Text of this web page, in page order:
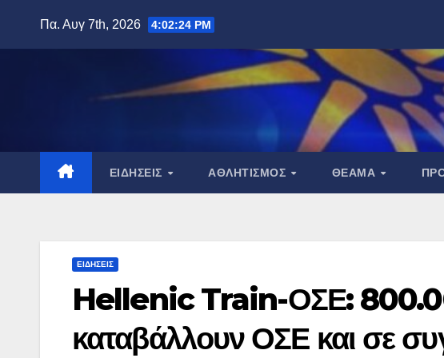
Πα. Αυγ 7th, 2026 4:02:25 PM
ΕΙΔΉΣΕΙΣ ΑΘΛΗΤΙΣΜΌΣ ΘΈΑΜΑ
ΕΙΔΉΣΕΙΣ
Hellenic Train-ΟΣΕ:
καταβάλλουν ΟΣΕ και σε